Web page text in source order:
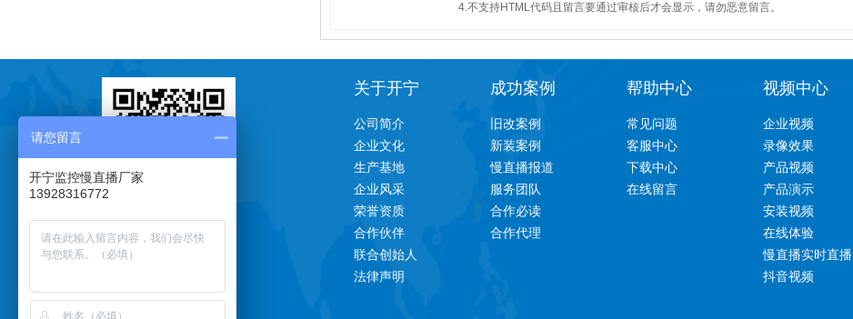
4.不支持HTML代码且留言要通过审核后才会显示，请勿恶意留言。
关于开宁
公司简介
企业文化
生产基地
企业风采
荣誉资质
合作伙伴
联合创始人
法律声明
成功案例
旧改案例
新装案例
慢直播报道
服务团队
合作必读
合作代理
帮助中心
常见问题
客服中心
下载中心
在线留言
视频中心
企业视频
录像效果
产品视频
产品演示
安装视频
在线体验
慢直播实时直播
抖音视频
请您留言
开宁监控慢直播厂家
13928316772